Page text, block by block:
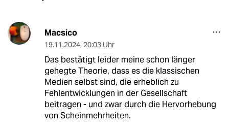
Macsico
19.11.2024, 20:03 Uhr
Das bestätigt leider meine schon länger
gehegte Theorie, dass es die klassischen
Medien selbst sind, die erheblich zu
Fehlentwicklungen in der Gesellschaft
beitragen - und zwar durch die Hervorhebung
von Scheinmehrheiten.